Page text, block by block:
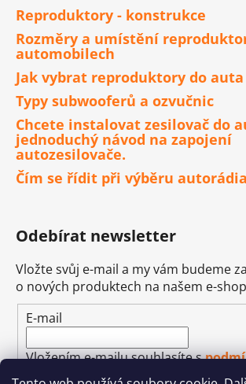
Reproduktory - konstrukce
Rozměry a umístění
automobilech
Jak vybrat reproduktory do auta
Typy subwooferů a ozvučnic
Chcete instalovat zesilovač do
jednoduchý návod na zapojení
autozesilovače.
Čím se řídit při výběru
Odebírat newsletter
Vložte svůj e-mail a my vám budeme
o nových produktech na našem e-
E-mail
Vložením e-mailu souhlasíte s
ochrany osobních údajů